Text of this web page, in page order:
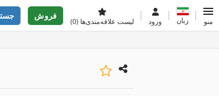
فروش
لیست علاقه‌مندی‌ها (0) ورود زبان منو